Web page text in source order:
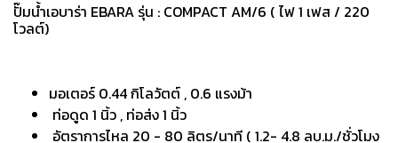
ปั๊มน้ำเอบาร่า EBARA รุ่น : COMPACT AM/6 ( ไฟ 1 เฟส / 220
โวลต์)
มอเตอร์ 0.44 กิโลวัตต์ , 0.6 แรงม้า
ท่อดูด 1 นิ้ว , ท่อส่ง 1 นิ้ว
อัตราการไหล 20 - 80 ลิตร/นาที ( 1.2- 4.8 ลบ.ม./ชั่วโมง